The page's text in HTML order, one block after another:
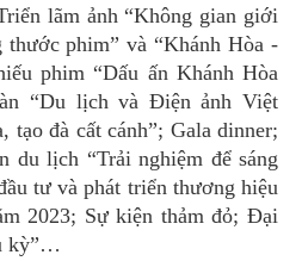
lãm ảnh “Không gian giới
phim” và “Khánh Hòa -
phim “Dấu ấn Khánh Hòa
“Du lịch và Điện ảnh Việt
đà cất cánh”; Gala dinner;
du lịch “Trải nghiệm để sáng
tư và phát triển thương hiệu
2023; Sự kiện thảm đỏ; Đại
kỳ”…